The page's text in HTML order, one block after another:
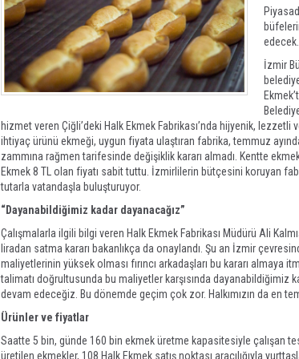
edecek.
İzmir
hizmet veren Çiğli’deki Halk Ekmek Fabrikası’nda hijyenik,
ihtiyaç ürünü ekmeği, uygun fiyata ulaştıran fabrika, temmuz
zammına rağmen tarifesinde değişiklik kararı almadı. Kentte
Ekmek 8 TL olan fiyatı sabit tuttu. İzmirlilerin bütçesini koruyan
tutarla vatandaşla buluşturuyor.
“Dayanabildiğimiz kadar dayanacağız”
Çalışmalarla ilgili bilgi veren Halk Ekmek Fabrikası Müdürü Ali
liradan satma kararı bakanlıkça da onaylandı. Şu an İzmir
maliyetlerinin yüksek olması fırıncı arkadaşları bu kararı almaya
talimatı doğrultusunda bu maliyetler karşısında dayanabildiğimiz
devam edeceğiz. Bu dönemde geçim çok zor. Halkımızın da en
Ürünler ve fiyatlar
Saatte 5 bin, günde 160 bin ekmek üretme kapasitesiyle çalışan
üretilen ekmekler, 108 Halk Ekmek satış noktası aracılığıyla